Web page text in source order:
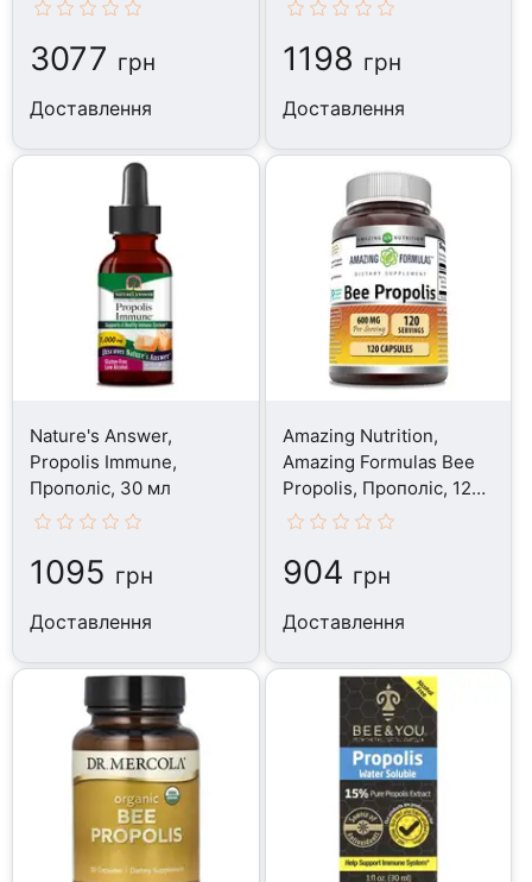
3077 грн
Доставлення
1198 грн
Доставлення
Nature's Answer,
Propolis Immune,
Прополіс, 30 мл
1095 грн
Доставлення
Amazing Nutrition,
Amazing Formulas Bee
Propolis, Прополіс, 120
капсул
904 грн
Доставлення